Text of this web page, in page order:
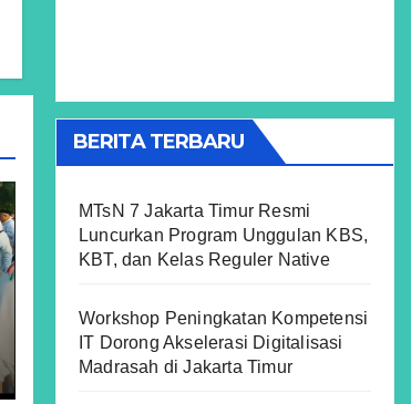
BERITA TERBARU
MTsN 7 Jakarta Timur Resmi
Luncurkan Program Unggulan KBS,
KBT, dan Kelas Reguler Native
Workshop Peningkatan Kompetensi
IT Dorong Akselerasi Digitalisasi
Madrasah di Jakarta Timur